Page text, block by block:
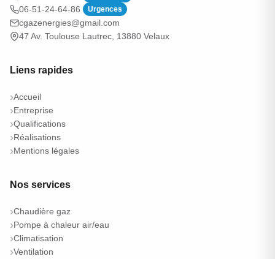
06-51-24-64-86 Urgences
cgazenergies@gmail.com
47 Av. Toulouse Lautrec, 13880 Velaux
Liens rapides
Accueil
Entreprise
Qualifications
Réalisations
Mentions légales
Nos services
Chaudière gaz
Pompe à chaleur air/eau
Climatisation
Ventilation